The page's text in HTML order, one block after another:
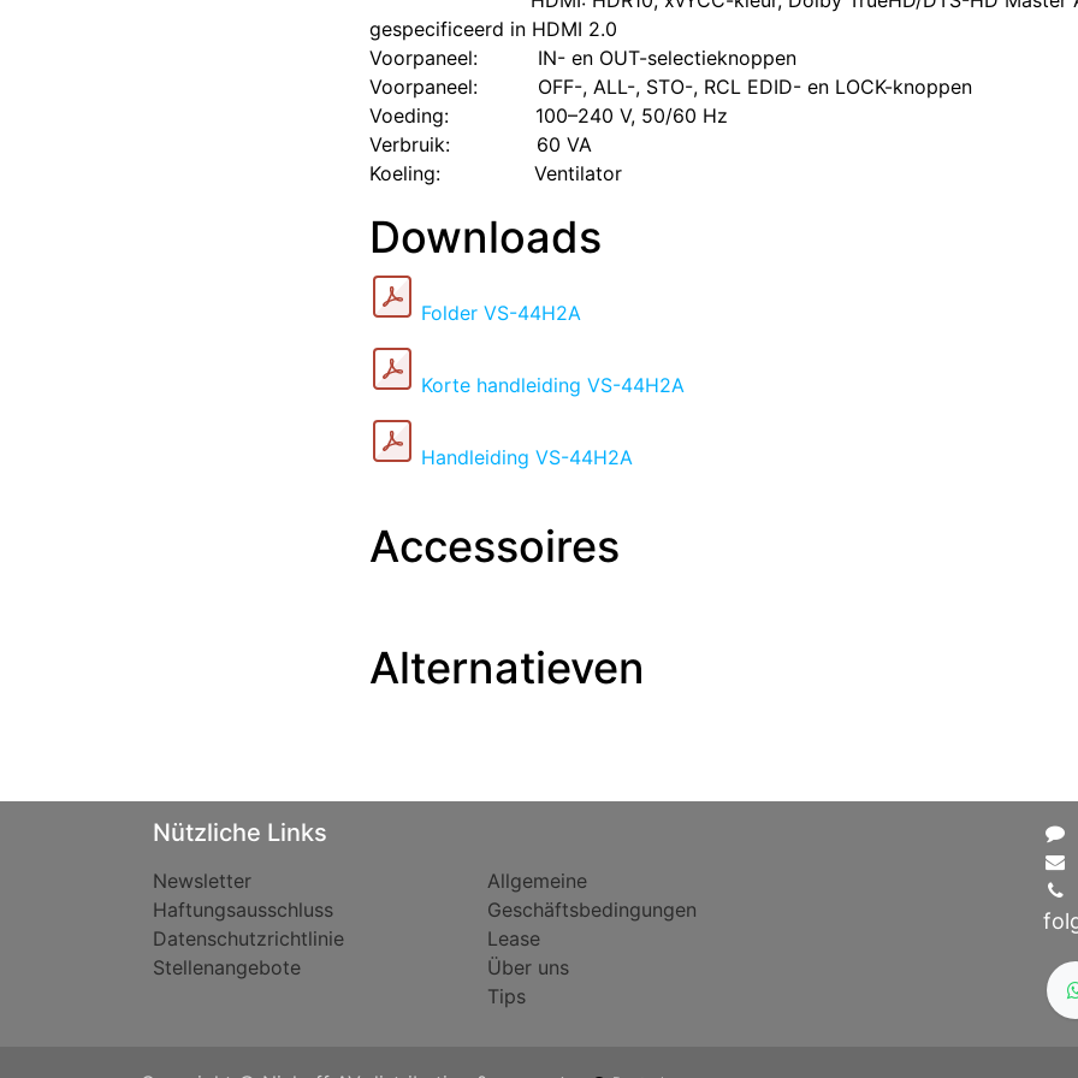
gespecificeerd in HDMI 2.0
Voorpaneel:
​IN- en OUT-selectieknoppen
Voorpaneel:
​OFF-, ALL-, STO-, RCL EDID- en LOCK-knoppen
Voeding:
​100–240 V, 50/60 Hz
Verbruik:
​60 VA
Koeling:
​Ventilator
Downloads
Folder VS-44H2A
Korte handleiding VS-44H2A
Handleiding VS-44H2A
Accessoires
Alternatieven
​Nützliche Links
Newsletter
Haftungsausschluss
Datenschutzrichtlinie
Stellenangebote
Allgemeine
Geschäftsbedingungen
Lease
Über uns
Tips